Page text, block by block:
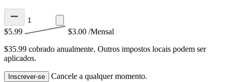
$5.99 $3.00 /Mensal
$35.99 cobrado anualmente. Outros impostos locais podem ser
aplicados.
Inscrever-se Cancele a qualquer momento.